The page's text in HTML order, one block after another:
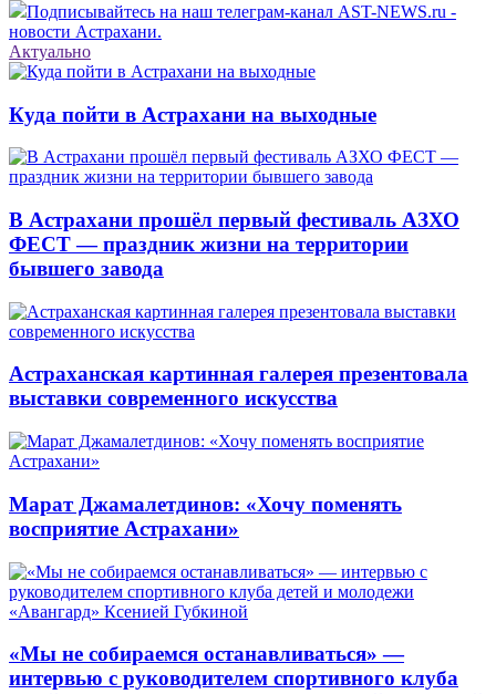
Подписывайтесь на наш телеграм-канал AST-NEWS.ru -
новости Астрахани.
Актуально
Куда пойти в Астрахани на выходные
В Астрахани прошёл первый фестиваль АЗХО
ФЕСТ — праздник жизни на территории
бывшего завода
Астраханская картинная галерея презентовала
выставки современного искусства
Марат Джамалетдинов: «Хочу поменять
восприятие Астрахани»
«Мы не собираемся останавливаться» —
интервью с руководителем спортивного клуба